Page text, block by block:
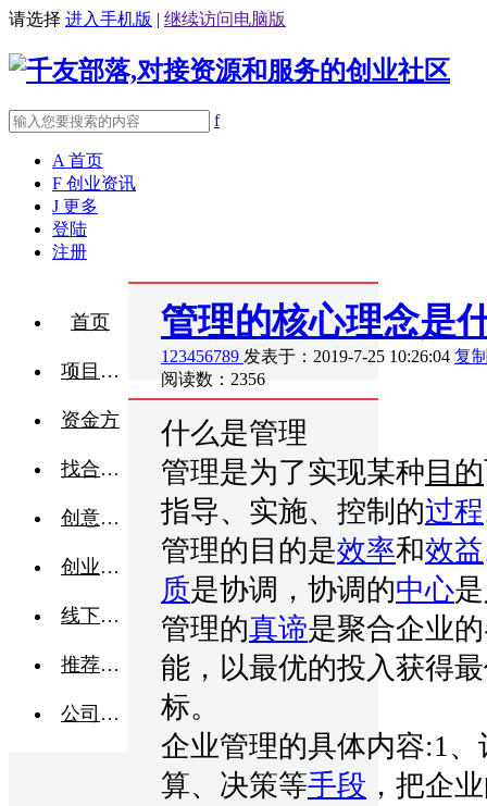
请选择 进入手机版 | 继续访问电脑版
f
A 首页
F 创业资讯
J 更多
登陆
注册
首页
项目融资
资金方
找合伙人
创意点子
创业交流
线下活动
推荐企业
公司转让
管理的核心理念是
123456789 发表于：2019-7-25 10:26:04 复
阅读数：2356
什么是管理
管理是为了实现某种 目的
指导、实施、控制的过程
管理的目的是效率和效益
质是协调，协调的中心
管理的真谛是聚合企业
能，以最优的投入获得
标。
企业管理的具体内容:1
算、决策等手段 ，把企